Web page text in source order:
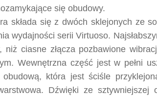
się obudowy.
składa się z dwóch sklejonych ze
wydajności serii Virtuoso.
ciasne złącza pozbawione
Wewnętrzna część jest w pełni
która jest ściśle
Dźwięki ze sztywniejszej